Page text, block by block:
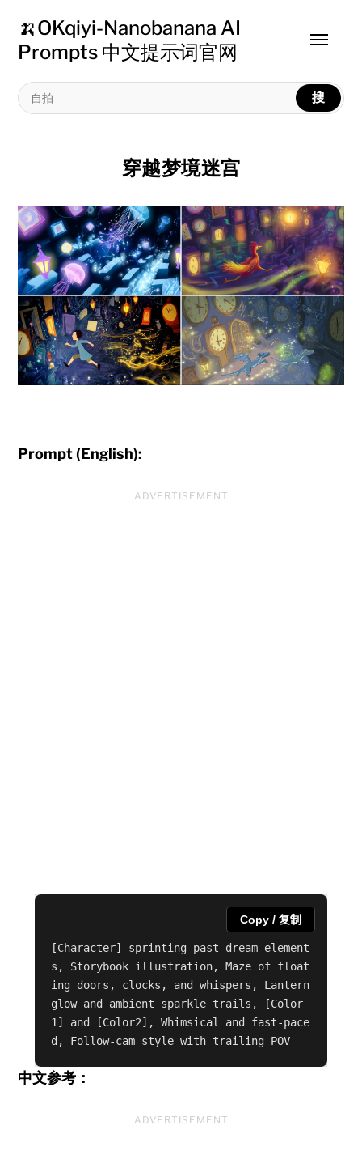
🍌OKqiyi-Nanobanana AI
Prompts 中文提示词官网
搜
Toggle
穿越梦境迷宫
Prompt (English):
ADVERTISEMENT
[Character] sprinting past dream element
s, Storybook illustration, Maze of float
ing doors, clocks, and whispers, Lantern
glow and ambient sparkle trails, [Color
1] and [Color2], Whimsical and fast-pace
d, Follow-cam style with trailing POV
Copy / 复制
中文参考：
ADVERTISEMENT